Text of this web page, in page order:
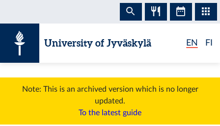
University of Jyväskylä EN FI
Note: This is an archived version which is no longer
updated.
To the latest guide